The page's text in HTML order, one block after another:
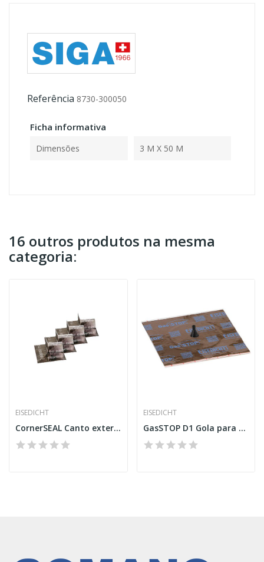
Referência 8730-300050
Ficha informativa
Dimensões 3 M X 50 M
16 outros produtos na mesma
categoria:
EISEDICHT
CornerSEAL Canto externo 75 mm Alu-Butyl
EISEDICHT
GasSTOP D1 Gola para cabo 4-8 mm